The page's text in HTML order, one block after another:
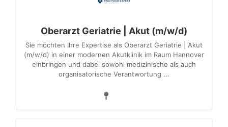
Oberarzt Geriatrie | Akut (m/w/d)
Sie möchten Ihre Expertise als Oberarzt Geriatrie | Akut
(m/w/d) in einer modernen Akutklinik im Raum Hannover
einbringen und dabei sowohl medizinische als auch
organisatorische Verantwortung ...